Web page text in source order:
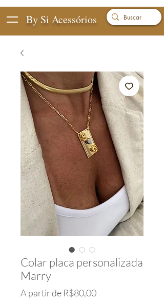
By Si Acessórios
Colar placa personalizada
Marry
A partir de R$80,00Preço